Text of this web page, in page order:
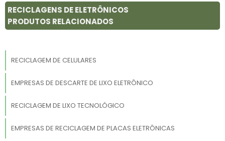
RECICLAGENS DE ELETRÔNICOS
PRODUTOS RELACIONADOS
RECICLAGEM DE CELULARES
EMPRESAS DE DESCARTE DE LIXO ELETRÔNICO
RECICLAGEM DE LIXO TECNOLÓGICO
EMPRESAS DE RECICLAGEM DE PLACAS ELETRÔNICAS